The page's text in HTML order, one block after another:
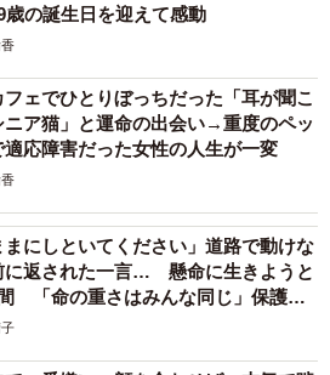
歳の誕生日を迎えて感動
ェでひとりぼっちだった「耳が聞こ
ニア猫」と運命の出会い→重度のペッ
適応障害だった女性の人生が一変
まにしといてください」道路で動けな
に返された一言… 懸命に生きようと
「命の重さはみんな同じ」保護団
え